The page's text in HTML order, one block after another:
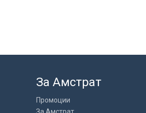
За Амстрат
Промоции